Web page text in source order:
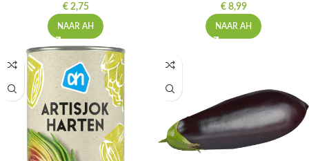
€2,75
NAAR AH
€8,99
NAAR AH